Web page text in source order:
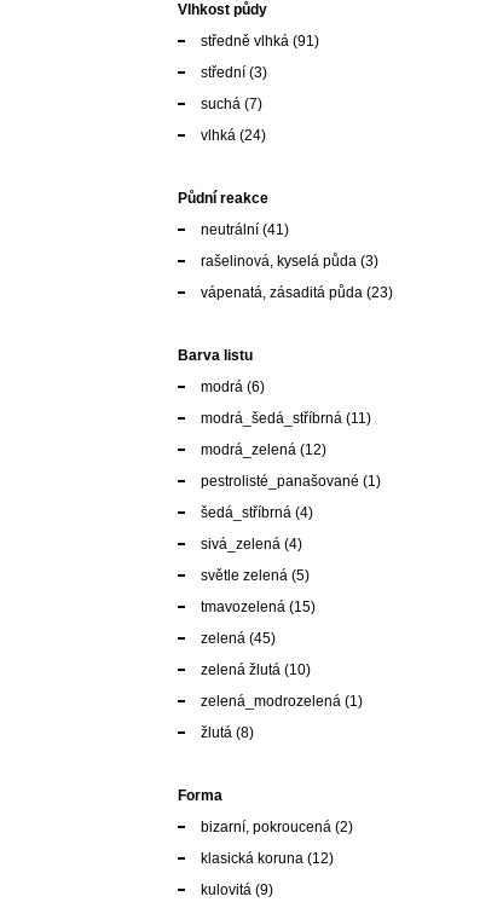
Vlhkost půdy
středně vlhká (91)
střední (3)
suchá (7)
vlhká (24)
Půdní reakce
neutrální (41)
rašelinová, kyselá půda (3)
vápenatá, zásaditá půda (23)
Barva listu
modrá (6)
modrá_šedá_stříbrná (11)
modrá_zelená (12)
pestrolisté_panašované (1)
šedá_stříbrná (4)
sivá_zelená (4)
světle zelená (5)
tmavozelená (15)
zelená (45)
zelená žlutá (10)
zelená_modrozelená (1)
žlutá (8)
Forma
bizarní, pokroucená (2)
klasická koruna (12)
kulovitá (9)